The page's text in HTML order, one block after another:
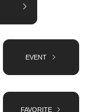
EVENT
FAVORITE